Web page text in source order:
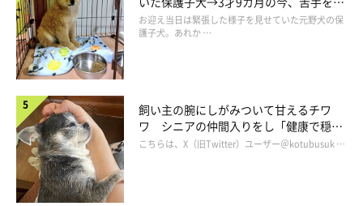
服し頼もしいコに成長！
お迎え当日は緊張した様子を見せていた元野犬の保
護子犬。あれか …
飼い主の腕にしがみついて甘えるチワ
ワ シニアの仲間入りをし「健康で穏や
かな暮らしが続いてほしい」と願う
こちらは、X（旧Twitter）ユーザー＠kotubusuk …